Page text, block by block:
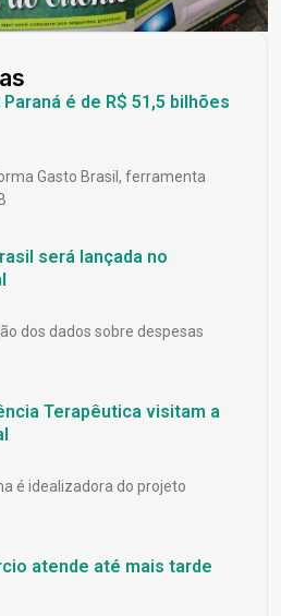
é de R$ 51,5 bilhões
Gasto Brasil, ferramenta
será lançada no
dos dados sobre despesas
Terapêutica visitam a
é idealizadora do projeto
atende até mais tarde